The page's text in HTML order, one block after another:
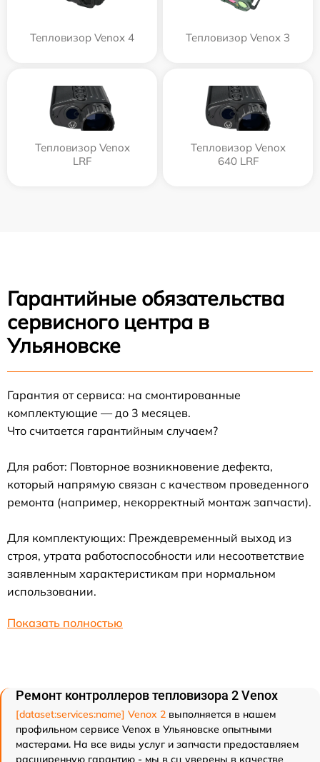
Тепловизор Venox 4 Тепловизор Venox 3
Тепловизор Venox
LRF
Тепловизор Venox
640 LRF
Гарантийные обязательства
сервисного центра в
Ульяновске
Гарантия от сервиса: на смонтированные
комплектующие — до 3 месяцев.
Что считается гарантийным случаем?
Для работ: Повторное возникновение дефекта,
который напрямую связан с качеством проведенного
ремонта (например, некорректный монтаж запчасти).
Для комплектующих: Преждевременный выход из
строя, утрата работоспособности или несоответствие
заявленным характеристикам при нормальном
использовании.
Показать полностью
Ремонт контроллеров тепловизора 2 Venox
[dataset:services:name] Venox 2 выполняется в нашем
профильном сервисе Venox в Ульяновске опытными
мастерами. На все виды услуг и запчасти предоставляем
расширенную гарантию - мы в сц уверены в качестве